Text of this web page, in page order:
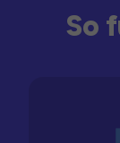
So